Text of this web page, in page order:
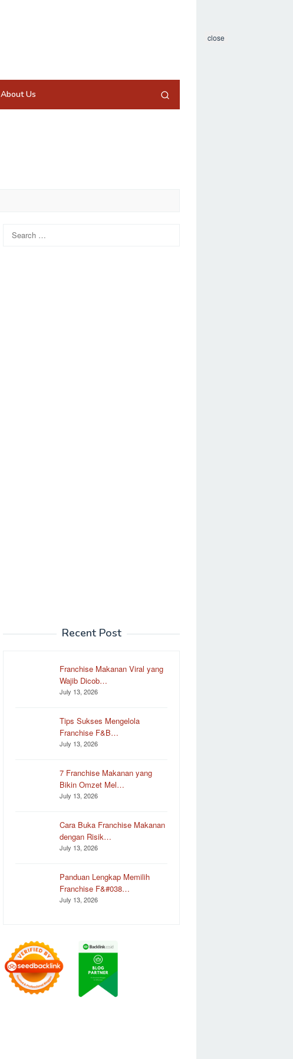
About Us
close
Search
for:
Recent Post
Franchise Makanan Viral yang
Wajib Dicob…
July 13, 2026
Tips Sukses Mengelola
Franchise F&B…
July 13, 2026
7 Franchise Makanan yang
Bikin Omzet Mel…
July 13, 2026
Cara Buka Franchise Makanan
dengan Risik…
July 13, 2026
Panduan Lengkap Memilih
Franchise F&#038…
July 13, 2026